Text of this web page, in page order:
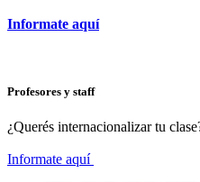
Informate aquí
Profesores y staff
¿Querés internacionalizar tu
Informate aquí